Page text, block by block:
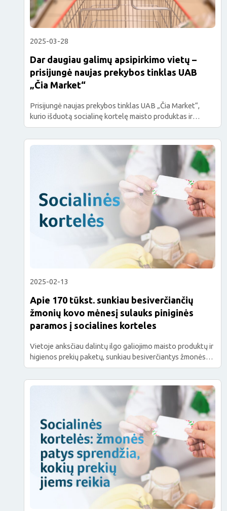
2025-03-28
Dar daugiau galimų apsipirkimo vietų –
prisijungė naujas prekybos tinklas UAB
„Čia Market“
Prisijungė naujas prekybos tinklas UAB „Čia Market“,
kurio išduotą socialinę kortelę maisto produktas ir
prekėms įsigyti gali rinktis asmenys, teikiantys prašymus
Materialinio nepritekliaus mažinimo programos paramai
gauti. Tinklo parduotuvės veikia šiose
savivaldybėse: Akmenės rajono, Alytaus miesto, Biržų
rajono, Druskininkų, Ignalinos rajono, Kauno miesto,
Klaipėdos miesto, Kretingos rajono, Marijampolės,
Mažeikių rajono, Pagėgių, Palangos miesto, Panevėžio
miesto, Panevėžio rajono, […]
2025-02-13
Apie 170 tūkst. sunkiau besiverčiančių
žmonių kovo mėnesį sulauks piniginės
paramos į socialines korteles
Vietoje anksčiau dalintų ilgo galiojimo maisto produktų ir
higienos prekių paketų, sunkiau besiverčiantys žmonės
dabar gauna socialines korteles. Planuojama, kad kovo
pabaigoje apie 170 tūkst. nepasiturinčių asmenų sulauks
piniginių pervedimų į jų pasirinkto prekybos tinklo
socialines korteles. Už gautas lėšas jie patys galės įsigyti
reikalingų maisto produktų ir kitų būtinojo vartojimo
prekių. 2024 metais į […]